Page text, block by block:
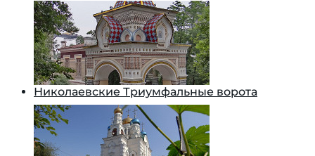
Николаевские Триумфальные ворота